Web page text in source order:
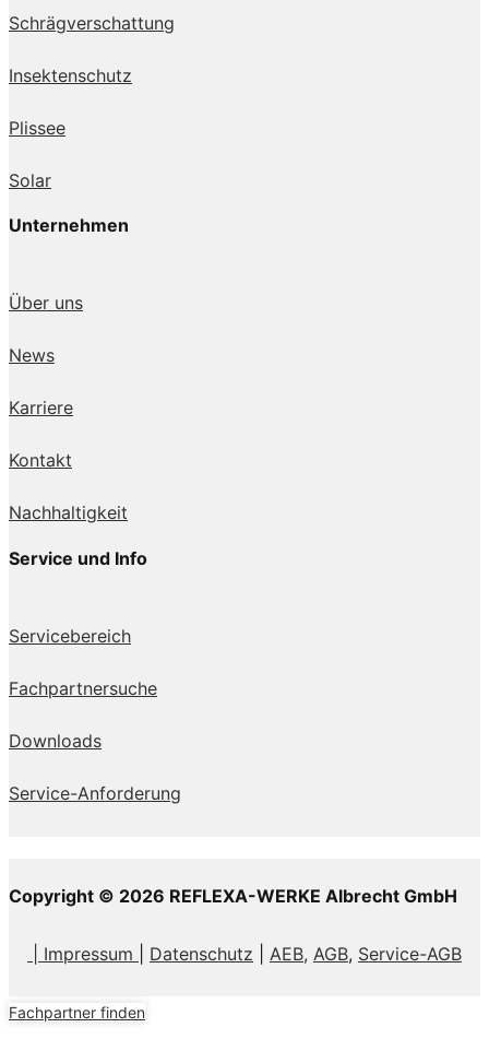
Schrägverschattung
Insektenschutz
Plissee
Solar
Unternehmen
Über uns
News
Karriere
Kontakt
Nachhaltigkeit
Service und Info
Servicebereich
Fachpartnersuche
Downloads
Service-Anforderung
Copyright © 2026 REFLEXA-WERKE Albrecht GmbH
| Impressum Datenschutz AEB, AGB, Service-AGB
Fachpartner finden